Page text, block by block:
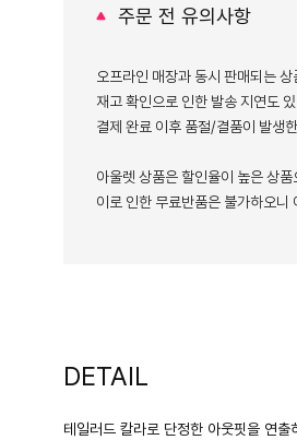
주문 전 유의사항
오프라인 매장과 동시 판매되는
재고 확인으로 인한 발송 지연도
결제 완료 이후 품절/결품이 발생
아울렛 상품은 할인율이 높은 상
이로 인한 무료반품은 불가하오니
DETAIL
테일러드 칼라로 단정한 아웃핏을 연